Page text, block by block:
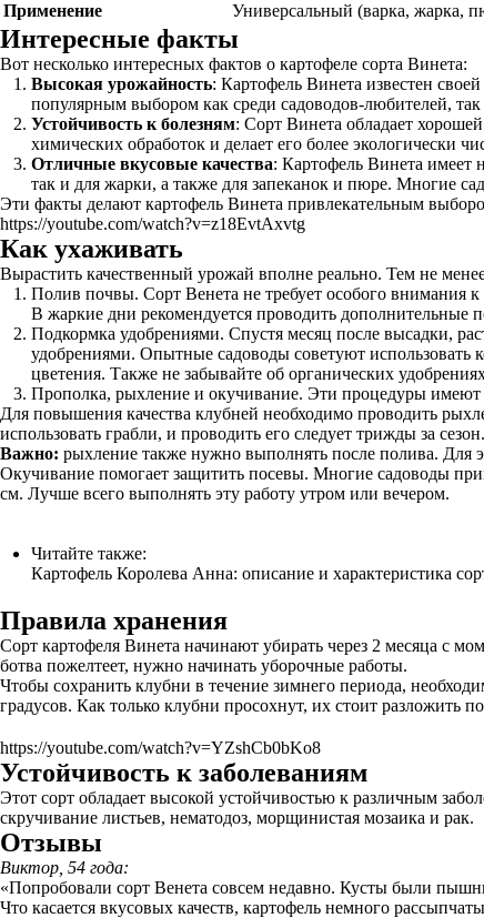
Применение
Универсальный (варка, жарка,
Интересные факты
Вот несколько интересных фактов о картофеле сорта Винета:
Высокая урожайность: Картофель Винета известен
популярным выбором как среди садоводов-любителей,
Устойчивость к болезням: Сорт Винета обладает
химических обработок и делает его более экологически
Отличные вкусовые качества: Картофель Винета имеет
так и для жарки, а также для запеканок и пюре. Многие
Эти факты делают картофель Винета привлекательным
https://youtube.com/watch?v=z18EvtAxvtg
Как ухаживать
Вырастить качественный урожай вполне реально. Тем не
Полив почвы. Сорт Венета не требует особого внимания
В жаркие дни рекомендуется проводить дополнительные
Подкормка удобрениями. Спустя месяц после высадки,
удобрениями. Опытные садоводы советуют использовать
цветения. Также не забывайте об органических
Прополка, рыхление и окучивание. Эти процедуры имеют
Для повышения качества клубней необходимо проводить
использовать грабли, и проводить его следует трижды за сезон.
Важно: рыхление также нужно выполнять после полива. Для
Окучивание помогает защитить посевы. Многие садоводы
см. Лучше всего выполнять эту работу утром или вечером.
Читайте также:
Картофель Королева Анна: описание и характеристика
Правила хранения
Сорт картофеля Винета начинают убирать через 2 месяца с
ботва пожелтеет, нужно начинать уборочные работы.
Чтобы сохранить клубни в течение зимнего периода,
градусов. Как только клубни просохнут, их стоит разложить
https://youtube.com/watch?v=YZshCb0bKo8
Устойчивость к заболеваниям
Этот сорт обладает высокой устойчивостью к различным
скручивание листьев, нематодоз, морщинистая мозаика и рак.
Отзывы
Виктор, 54 года:
«Попробовали сорт Венета совсем недавно. Кусты были
Что касается вкусовых качеств, картофель немного